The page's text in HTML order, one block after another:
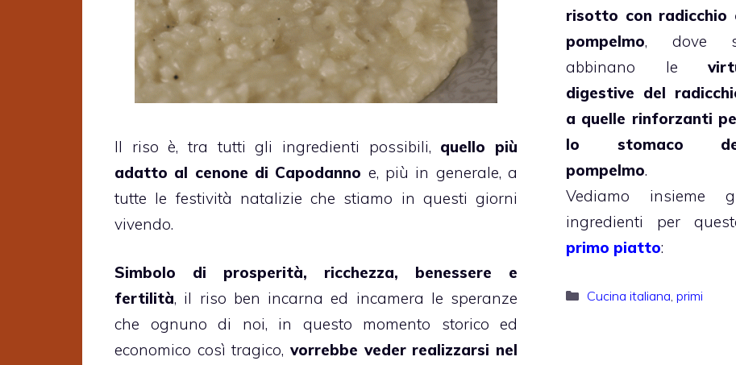
Il riso è, tra tutti gli ingredienti possibili, quello più
adatto al cenone di Capodanno e, più in generale, a
tutte le festività natalizie che stiamo in questi giorni
vivendo.
Simbolo di prosperità, ricchezza, benessere e
fertilità, il riso ben incarna ed incamera le speranze
che ognuno di noi, in questo momento storico ed
economico così tragico, vorrebbe veder realizzarsi nel
risotto con radicchio
pompelmo, dove
abbinano le
digestive del
a quelle rinforzanti
lo stomaco
pompelmo.
Vediamo insieme
ingredienti per
primo piatto:
Categorie
Cucina italiana primi